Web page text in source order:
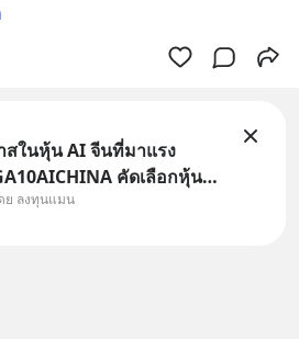
สในหุ้น AI จีนที่มาแรง
คัดเลือกหุ้น
ตัว เข้ากองทุน.. ครอบคลุม
ย ลงทุนแมน